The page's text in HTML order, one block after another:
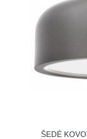
ŠEDÉ